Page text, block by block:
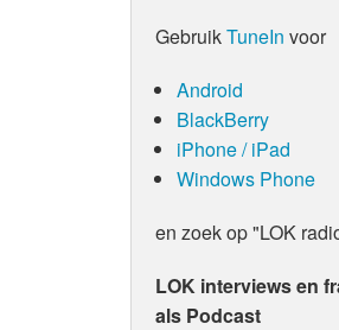
GebruikTuneIn voor
Android
BlackBerry
iPhone / iPad
Windows Phone
en zoek op "LOK
LOK interviews en
als Podcast